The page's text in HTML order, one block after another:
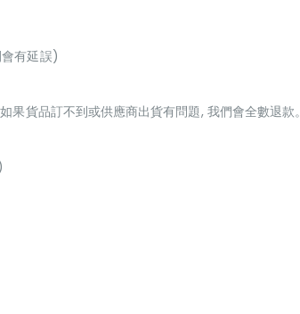
有延誤)
貨品訂不到或供應商出貨有問題, 我們會全數退款。